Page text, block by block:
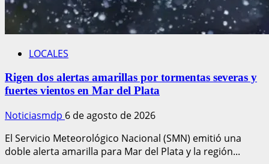
LOCALES
Rigen dos alertas amarillas por tormentas severas y
fuertes vientos en Mar del Plata
Noticiasmdp 6 de agosto de 2026
El Servicio Meteorológico Nacional (SMN) emitió una
doble alerta amarilla para Mar del Plata y la región...